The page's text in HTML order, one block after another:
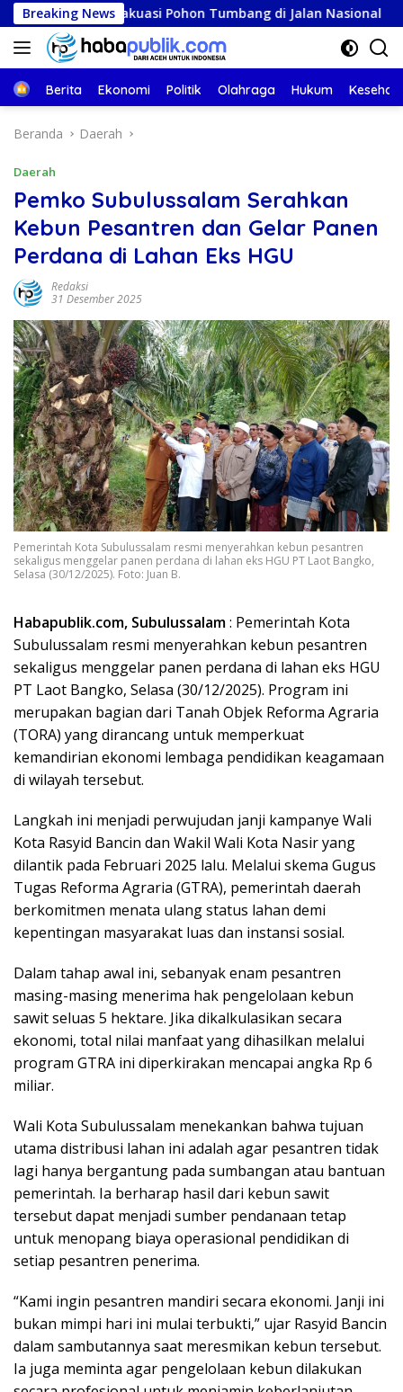
Langsung
ke
konten
Breaking News
Pohon Tumbang di Jalan Nasional
Beranda
Berita Ekonomi Politik Olahraga Hukum
Beranda Daerah
Daerah
Pemko Subulussalam Serahkan
Kebun Pesantren dan Gelar Panen
Perdana di Lahan Eks HGU
Redaksi
31 Desember 2025
Pemerintah Kota Subulussalam resmi menyerahkan kebun pesantren
sekaligus menggelar panen perdana di lahan eks HGU PT Laot Bangko,
Selasa (30/12/2025). Foto: Juan B.
Habapublik.com, Subulussalam: Pemerintah Kota
Subulussalam resmi menyerahkan kebun pesantren
sekaligus menggelar panen perdana di lahan eks HGU
PT Laot Bangko, Selasa (30/12/2025). Program ini
merupakan bagian dari Tanah Objek Reforma Agraria
(TORA) yang dirancang untuk memperkuat
kemandirian ekonomi lembaga pendidikan keagamaan
di wilayah tersebut.
Langkah ini menjadi perwujudan janji kampanye Wali
Kota Rasyid Bancin dan Wakil Wali Kota Nasir yang
dilantik pada Februari 2025 lalu. Melalui skema Gugus
Tugas Reforma Agraria (GTRA), pemerintah daerah
berkomitmen menata ulang status lahan demi
kepentingan masyarakat luas dan instansi sosial.
Dalam tahap awal ini, sebanyak enam pesantren
masing-masing menerima hak pengelolaan kebun
sawit seluas 5 hektare. Jika dikalkulasikan secara
ekonomi, total nilai manfaat yang dihasilkan melalui
program GTRA ini diperkirakan mencapai angka Rp 6
miliar.
Wali Kota Subulussalam menekankan bahwa tujuan
utama distribusi lahan ini adalah agar pesantren tidak
lagi hanya bergantung pada sumbangan atau bantuan
pemerintah. Ia berharap hasil dari kebun sawit
tersebut dapat menjadi sumber pendanaan tetap
untuk menopang biaya operasional pendidikan di
setiap pesantren penerima.
“Kami ingin pesantren mandiri secara ekonomi. Janji ini
bukan mimpi hari ini mulai terbukti,” ujar Rasyid Bancin
dalam sambutannya saat meresmikan kebun tersebut.
Ia juga meminta agar pengelolaan kebun dilakukan